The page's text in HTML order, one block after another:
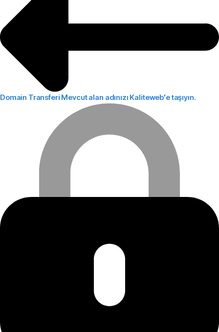
Domain Transferi Mevcut alan adınızı Kaliteweb'e taşıyın.